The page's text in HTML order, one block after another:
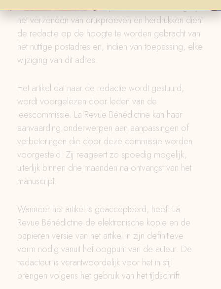
voornaam, functie, beroepsadres. Met het oog op
het verzenden van drukproeven en herdrukken dient
de redactie op de hoogte te worden gebracht van
het nuttige postadres en, indien van toepassing, elke
wijziging van dit adres.
Het artikel dat naar de redactie wordt gestuurd,
wordt voorgelezen door leden van de
leescommissie. La Revue Bénédictine kan haar
aanvaarding onderwerpen aan aanpassingen of
verbeteringen die door deze commissie worden
voorgesteld. Zij reageert zo spoedig mogelijk,
uiterlijk binnen drie maanden na ontvangst van het
manuscript.
Wanneer het artikel is geaccepteerd, heeft La
Revue Bénédictine de elektronische kopie en de
papieren versie van het artikel in zijn definitieve
vorm nodig vanuit het oogpunt van de auteur. De
redacteur is verantwoordelijk voor het in stijl
brengen volgens het gebruik van het tijdschrift.